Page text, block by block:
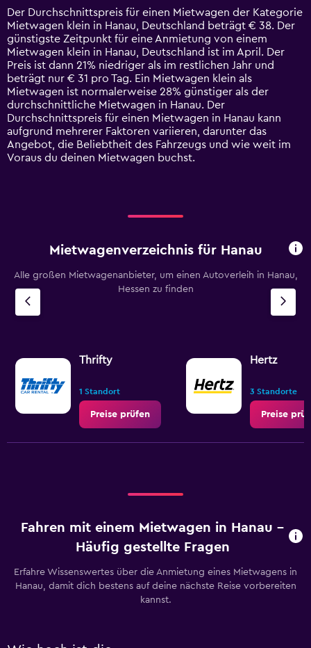
14
categories.
The
chart
has
1
Y
axis
displaying
values.
Range:
0
to
Der Durchschnittspreis für einen Mietwagen der Kategorie
Mietwagen klein in Hanau, Deutschland beträgt € 38. Der
günstigste Zeitpunkt für eine Anmietung von einem
Mietwagen klein in Hanau, Deutschland ist im April. Der
Preis ist dann 21% niedriger als im restlichen Jahr und
beträgt nur € 31 pro Tag. Ein Mietwagen klein als
Mietwagen ist normalerweise 28% günstiger als der
durchschnittliche Mietwagen in Hanau. Der
Durchschnittspreis für einen Mietwagen in Hanau kann
aufgrund mehrerer Faktoren variieren, darunter das
Angebot, die Beliebtheit des Fahrzeugs und wie weit im
Voraus du deinen Mietwagen buchst.
Mietwagenverzeichnis für Hanau
Alle großen Mietwagenanbieter, um einen Autoverleih in Hanau,
Hessen zu finden
Thrifty
1 Standort
Preise prüfen
Hertz
3 Standorte
Preise
Fahren mit einem Mietwagen in Hanau –
Häufig gestellte Fragen
Erfahre Wissenswertes über die Anmietung eines Mietwagens in
Hanau, damit dich bestens auf deine nächste Reise vorbereiten
kannst.